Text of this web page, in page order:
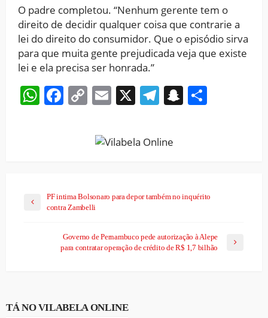
O padre completou. “Nenhum gerente tem o
direito de decidir qualquer coisa que contrarie a
lei do direito do consumidor. Que o episódio sirva
para que muita gente prejudicada veja que existe
lei e ela precisa ser honrada.”
WhatsApp
Facebook
CopyEmail
X Telegram
Snapchat
PF intima Bolsonaro para depor também no inquérito
contra Zambelli
Governo de Pernambuco pede autorização à Alepe
para contratar operação de crédito de R$ 1,7 bilhão
TÁ NO VILABELA ONLINE